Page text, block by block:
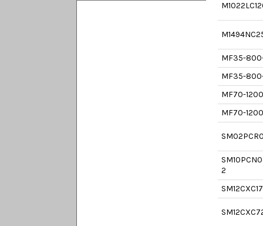
MF35-
MF35-
MF70-1200
MF70-1200
2